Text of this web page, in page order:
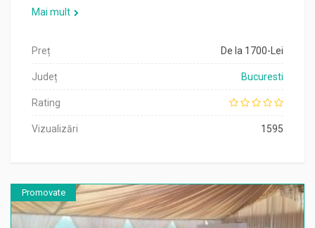
Mai mult
Preț De la 1700-Lei
Județ Bucuresti
Rating
Vizualizări 1595
Promovate